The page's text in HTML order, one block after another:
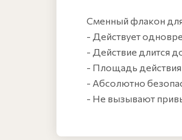
Сменный флакон
- Действует
- Действие длится
- Площадь
- Абсолютно
- Не вызывают